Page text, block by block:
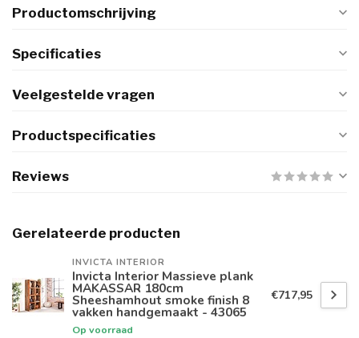
Productomschrijving
Specificaties
Veelgestelde vragen
Productspecificaties
Reviews
Gerelateerde producten
INVICTA INTERIOR
Invicta Interior Massieve plank
MAKASSAR 180cm
Sheeshamhout smoke finish 8
vakken handgemaakt - 43065
Op voorraad
€717,95